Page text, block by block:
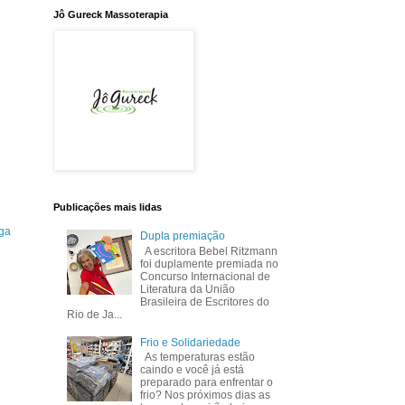
Jô Gureck Massoterapia
Publicações mais lidas
Dupla premiação
A escritora Bebel Ritzmann
foi duplamente premiada no
Concurso Internacional de
Literatura da União
Brasileira de Escritores do
Rio de Ja...
Frio e Solidariedade
As temperaturas estão
caindo e você já está
preparado para enfrentar o
frio? Nos próximos dias as